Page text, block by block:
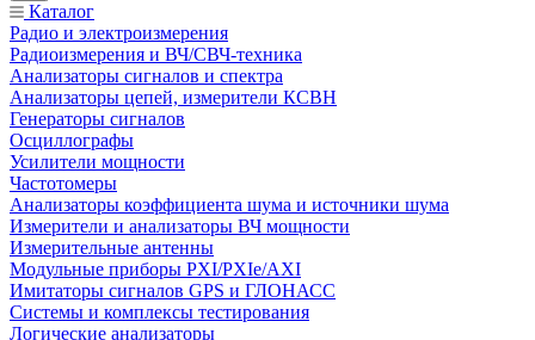
Каталог
Радио и электроизмерения
Радиоизмерения и ВЧ/СВЧ-техника
Анализаторы сигналов и спектра
Анализаторы цепей, измерители КСВН
Генераторы сигналов
Осциллографы
Усилители мощности
Частотомеры
Анализаторы коэффициента шума и источники шума
Измерители и анализаторы ВЧ мощности
Измерительные антенны
Модульные приборы PXI/PXIe/AXI
Имитаторы сигналов GPS и ГЛОНАСС
Системы и комплексы тестирования
Логические анализаторы